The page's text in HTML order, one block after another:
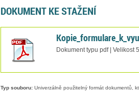
DOKUMENT KE STAŽENÍ
Dokument typu pdf | Velikost
Typ souboru:Univerzálně použitelný formát dokumentů,